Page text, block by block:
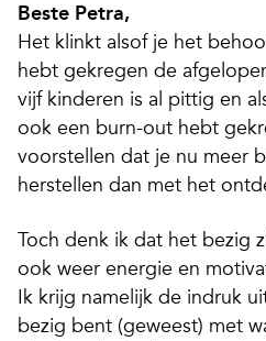
Beste Petra,
Het klinkt alsof je het
hebt gekregen de
vijf kinderen is al pittig en
ook een burn-out hebt
voorstellen dat je nu meer
herstellen dan met het
Toch denk ik dat het bezig
ook weer energie en
Ik krijg namelijk de indruk
bezig bent (geweest) met